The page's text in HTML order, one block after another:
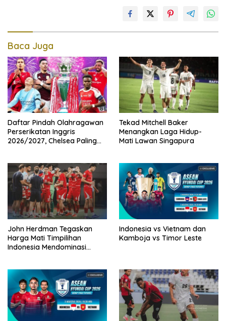
Baca Juga
Daftar Pindah Olahragawan
Perserikatan Inggris
2026/2027, Chelsea Paling
Tekad Mitchell Baker
Menangkan Laga Hidup-
Mati Lawan Singapura
John Herdman Tegaskan
Harga Mati Timpilihan
Indonesia Mendominasi
Indonesia vs Vietnam dan
Kamboja vs Timor Leste